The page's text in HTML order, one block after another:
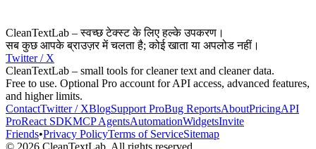
CleanTextLab – स्वच्छ टेक्स्ट के लिए हल्के उपकरण।
सब कुछ आपके ब्राउज़र में चलता है; कोई खाता या अपलोड नहीं।
Twitter / X
CleanTextLab – small tools for cleaner text and cleaner data.
Free to use. Optional Pro account for API access, advanced features,
and higher limits.
ContactTwitter / XBlogSupportProBug ReportsAboutPricingAPI
ProReact SDKMCPAgentsAutomationWidgetsInvite
Friends•Privacy PolicyTerms of ServiceSitemap